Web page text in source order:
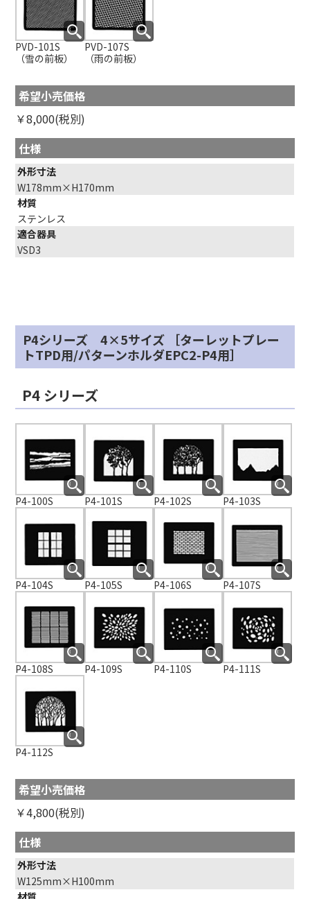
PVD-101S
（雪の前板）
PVD-107S
（雨の前板）
希望小売価格
￥8,000(税別)
仕様
外形寸法
W178mm×H170mm
材質
ステンレス
適合器具
VSD3
P4シリーズ 4×5サイズ ［ターレットプレー
トTPD用/パターンホルダEPC2-P4用］
P4 シリーズ
P4-100S P4-101S P4-102S P4-103S
P4-104S P4-105S P4-106S P4-107S
P4-108S P4-109S P4-110S P4-111S
P4-112S
希望小売価格
￥4,800(税別)
仕様
外形寸法
W125mm×H100mm